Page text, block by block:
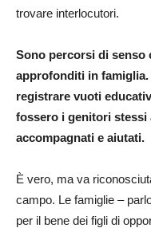
trovare interlocutori.
Sono percorsi di senso
approfonditi in
registrare vuoti
fossero i genitori stessi
accompagnati e aiutati.
È vero, ma va
campo. Le famiglie –
per il bene dei figli di